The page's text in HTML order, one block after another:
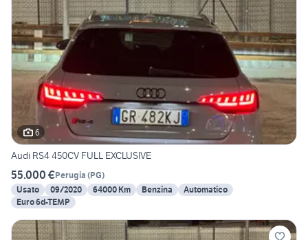
6
Audi RS4 450CV FULL EXCLUSIVE
55.000 €Perugia (PG)
Usato
09/2020 64000 Km Benzina
Automatico
Euro 6d-TEMP